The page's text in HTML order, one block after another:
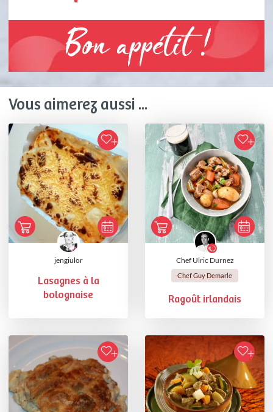
Bon appétit !
Vous aimerez aussi ...
jengiulor
Lasagnes à la
bolognaise
Chef Ulric Durnez
Chef Guy Demarle
Ragoût irlandais